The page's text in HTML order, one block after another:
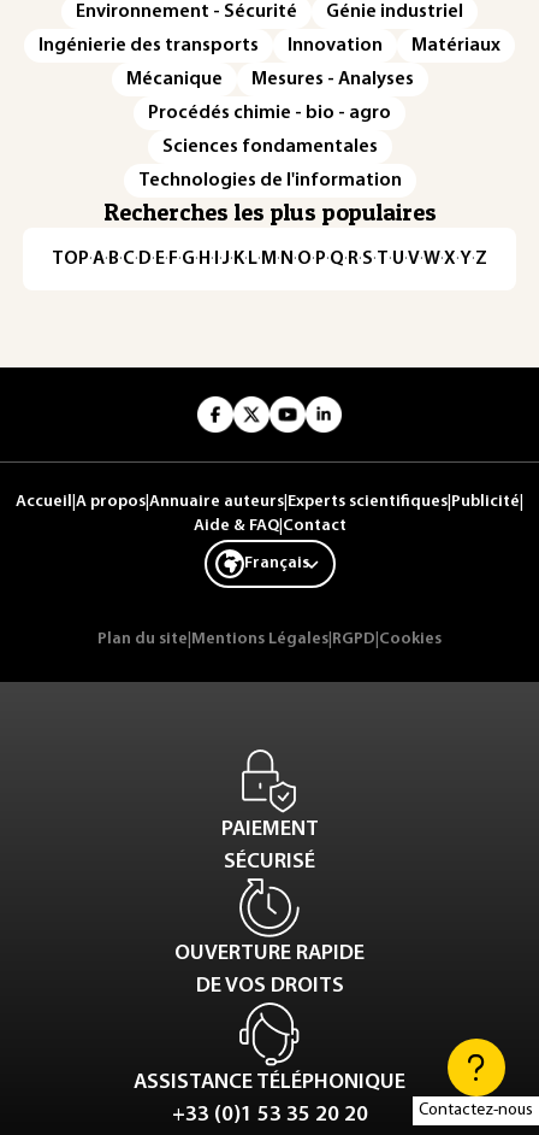
Contactez-nous
Environnement - Sécurité
Génie industriel
Ingénierie des transports
Innovation
Matériaux
Mécanique
Mesures - Analyses
Procédés chimie - bio - agro
Sciences fondamentales
Technologies de l'information
Recherches les plus populaires
TOP·A·B·C· D· E· F·G· H · ·J· K· L· M · N ·O· P·Q· R·S·T·U·V·W·X·Y·Z
Accueil A propos Annuaire auteurs Experts scientifiques Publicité
Aide & FAQ| Contact
Français
Plan du site Mentions Légales RGPD Cookies
PAIEMENT
SÉCURISÉ
OUVERTURE RAPIDE
DE VOS DROITS
ASSISTANCE TÉLÉPHONIQUE
+33 (0)1 53 35 20 20